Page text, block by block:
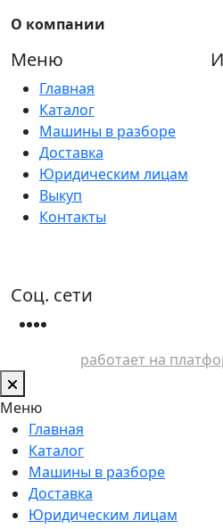
О компании
Меню
Главная
Каталог
Машины в разборе
Доставка
Юридическим лицам
Выкуп
Контакты
Соц. сети
работает на
Меню
Главная
Каталог
Машины в разборе
Доставка
Юридическим лицам